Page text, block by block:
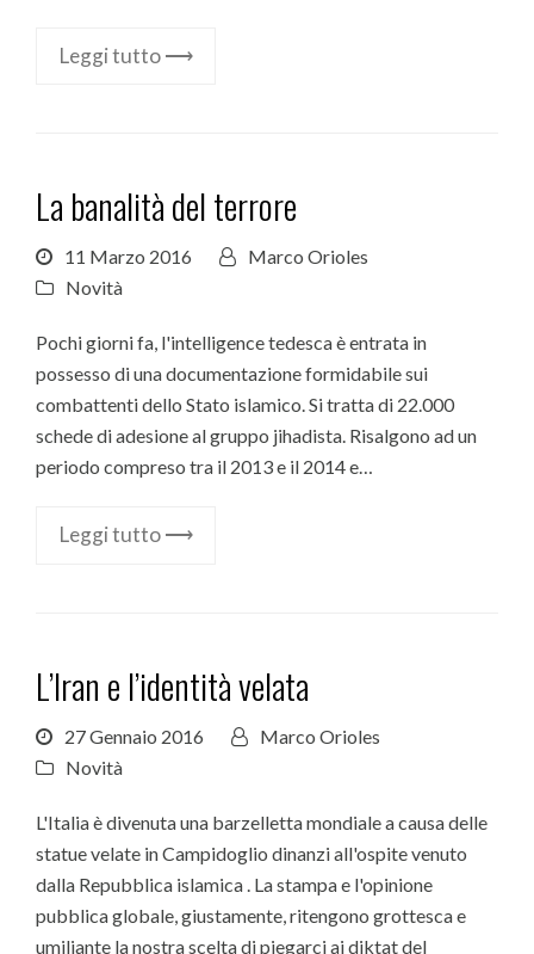
Leggi tutto ⟶
La banalità del terrore
11 Marzo 2016
Marco Orioles
Novità
Pochi giorni fa, l'intelligence tedesca è entrata in
possesso di una documentazione formidabile sui
combattenti dello Stato islamico. Si tratta di 22.000
schede di adesione al gruppo jihadista. Risalgono ad un
periodo compreso tra il 2013 e il 2014 e…
Leggi tutto ⟶
L’Iran e l’identità velata
27 Gennaio 2016
Marco Orioles
Novità
L'Italia è divenuta una barzelletta mondiale a causa delle
statue velate in Campidoglio dinanzi all'ospite venuto
dalla Repubblica islamica . La stampa e l'opinione
pubblica globale, giustamente, ritengono grottesca e
umiliante la nostra scelta di piegarci ai diktat del